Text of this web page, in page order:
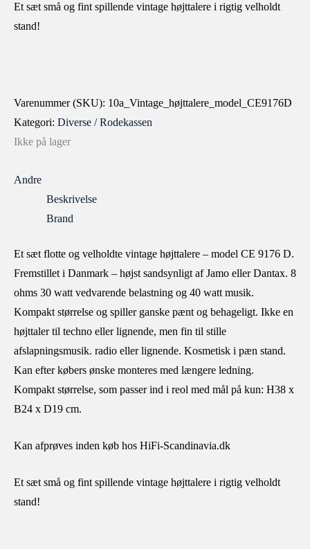
Et sæt små og fint spillende vintage højttalere i rigtig velholdt
stand!
Varenummer (SKU): 10a_Vintage_højttalere_model_CE9176D
Kategori: Diverse / Rodekassen
Ikke på lager
Andre
Beskrivelse
Brand
Et sæt flotte og velholdte vintage højttalere – model CE 9176 D.
Fremstillet i Danmark – højst sandsynligt af Jamo eller Dantax. 8
ohms 30 watt vedvarende belastning og 40 watt musik.
Kompakt størrelse og spiller ganske pænt og behageligt. Ikke en
højttaler til techno eller lignende, men fin til stille
afslapningsmusik. radio eller lignende. Kosmetisk i pæn stand.
Kan efter købers ønske monteres med længere ledning.
Kompakt størrelse, som passer ind i reol med mål på kun: H38 x
B24 x D19 cm.
Kan afprøves inden køb hos HiFi-Scandinavia.dk
Et sæt små og fint spillende vintage højttalere i rigtig velholdt
stand!